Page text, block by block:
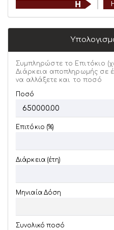
Συμπληρώστε το Επιτόκιο
Διάρκεια αποπληρωμής σε
να αλλάξετε και το ποσό
Ποσό
Επιτόκιο (%)
Διάρκεια (έτη)
Μηνιαία Δόση
Συνολικό ποσό